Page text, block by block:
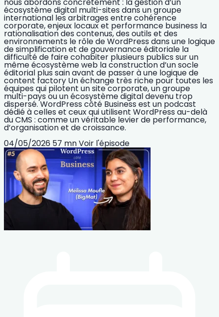
écosystème digital multi-sites dans un groupe
international les arbitrages entre cohérence
corporate, enjeux locaux et performance business la
rationalisation des contenus, des outils et des
environnements le rôle de WordPress dans une logique
de simplification et de gouvernance éditoriale la
difficulté de faire cohabiter plusieurs publics sur un
même écosystème web la construction d’un socle
éditorial plus sain avant de passer à une logique de
content factory Un échange très riche pour toutes les
équipes qui pilotent un site corporate, un groupe
multi-pays ou un écosystème digital devenu trop
dispersé. WordPress côté Business est un podcast
dédié à celles et ceux qui utilisent WordPress au-delà
du CMS : comme un véritable levier de performance,
d’organisation et de croissance.
04/05/2026 57 mnVoir l'épisode